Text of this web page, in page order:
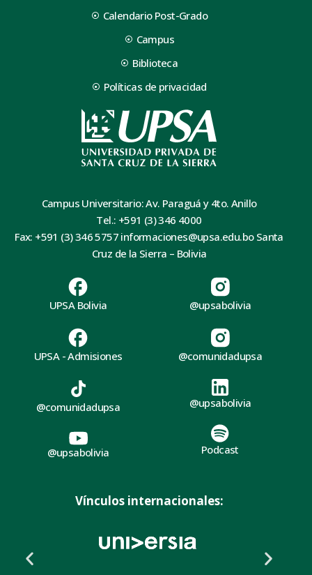
Calendario Post-Grado
Campus
Biblioteca
Políticas de privacidad
Campus Universitario: Av. Paraguá y 4to. Anillo
Tel.: +591 (3) 346 4000
Fax: +591 (3) 346 5757 informaciones@upsa.edu.bo Santa
Cruz de la Sierra – Bolivia
UPSA Bolivia
UPSA - Admisiones
@upsabolivia
@comunidadupsa
@comunidadupsa
@upsabolivia
@upsabolivia
Podcast
Vínculos internacionales: